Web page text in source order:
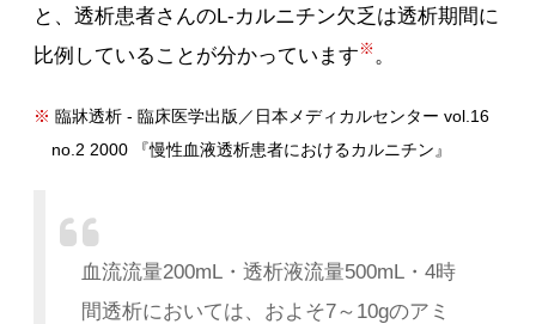
と、透析患者さんのL-カルニチン欠乏は透析期間に
比例していることが分かっています ※ 。
※臨牀透析 - 臨床医学出版／日本メディカルセンター vol.16
no.2 2000 『慢性血液透析患者におけるカルニチン』
血流流量200mL・透析液流量500mL・4時
間透析においては、およそ7～10gのアミ